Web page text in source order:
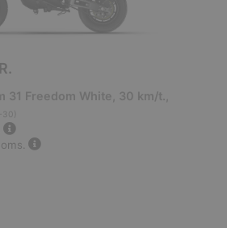
31 Freedom White, 30 km/t.,